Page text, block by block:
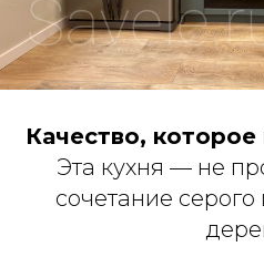
Качество,
Эта кухня — не
сочетание серого